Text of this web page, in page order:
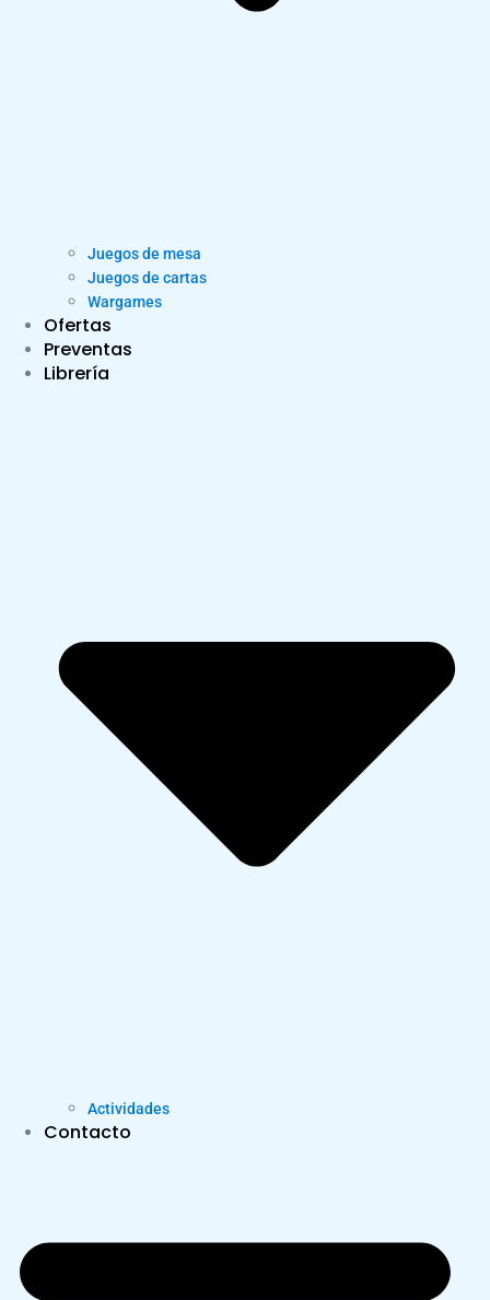
Juegos de mesa
Juegos de cartas
Wargames
Ofertas
Preventas
Librería
Actividades
Contacto